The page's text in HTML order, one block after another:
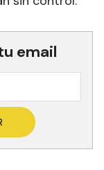
email